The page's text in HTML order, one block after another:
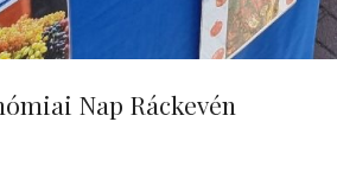
Nap Ráckevén